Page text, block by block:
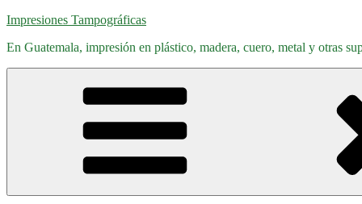
Saltar
contenido
Impresiones Tampográficas
En Guatemala, impresión en plástico, madera, cuero, metal y otras